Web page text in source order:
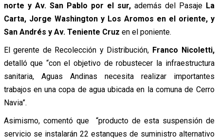
norte y Av. San Pablo por el sur,además del Pasaje La
Carta, Jorge Washington y Los Aromos en el oriente, y
San Andrés y Av. Teniente Cruz en el poniente.
El gerente de Recolección y Distribución, Franco Nicoletti,
detalló que “con el objetivo de robustecer la infraestructura
sanitaria, Aguas Andinas necesita realizar importantes
trabajos en una copa de agua ubicada en la comuna de Cerro
Navia”.
Asimismo, comentó que “producto de esta suspensión de
servicio se instalarán 22 estanques de suministro alternativo